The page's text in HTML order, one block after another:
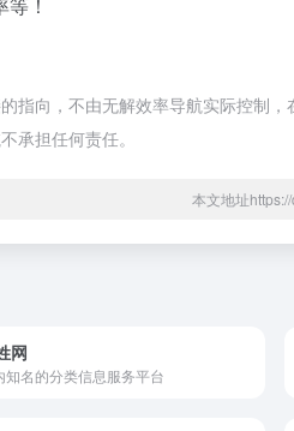
指向，不由无解效率导航实际控制
承担任何责任。
本文地址
网
知名的分类信息服务平台